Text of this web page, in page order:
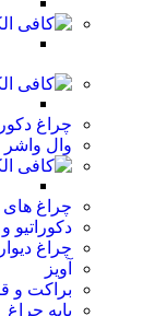
چراغ
وال واشر
چراغ
دکوراتیو و
چراغ
آویز
براکت و
پایه چراغ